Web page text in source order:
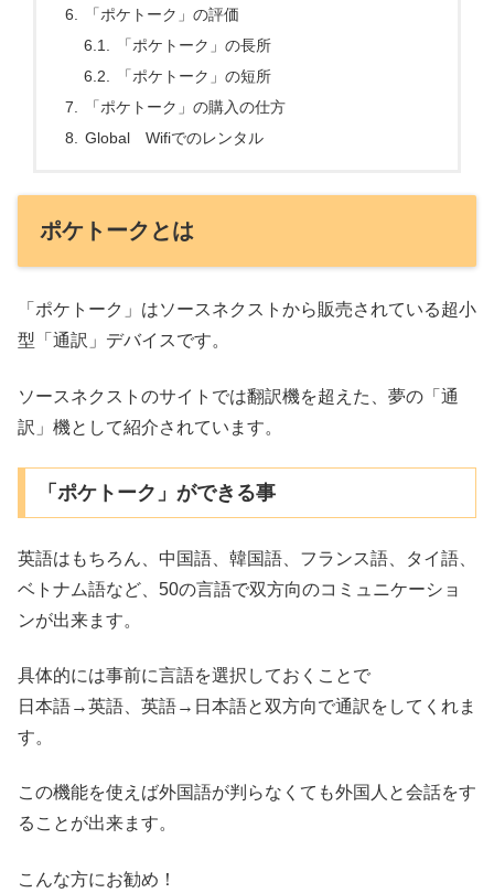
「ポケトーク」の評価
「ポケトーク」の長所
「ポケトーク」の短所
「ポケトーク」の購入の仕方
Global Wifiでのレンタル
ポケトークとは
「ポケトーク」はソースネクストから販売されている超小
型「通訳」デバイスです。
ソースネクストのサイトでは翻訳機を超えた、夢の「通
訳」機として紹介されています。
「ポケトーク」ができる事
英語はもちろん、中国語、韓国語、フランス語、タイ語、
ベトナム語など、50の言語で双方向のコミュニケーショ
ンが出来ます。
具体的には事前に言語を選択しておくことで
日本語→英語、英語→日本語と双方向で通訳をしてくれま
す。
この機能を使えば外国語が判らなくても外国人と会話をす
ることが出来ます。
こんな方にお勧め！